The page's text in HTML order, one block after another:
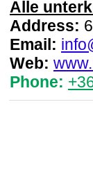
Alle
Address:
Email:
Web:
Phone: